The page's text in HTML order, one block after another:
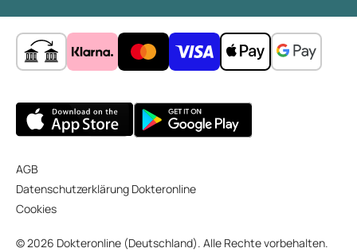
AGB
Datenschutzerklärung Dokteronline
Cookies
© 2026 Dokteronline (Deutschland). Alle Rechte vorbehalten.